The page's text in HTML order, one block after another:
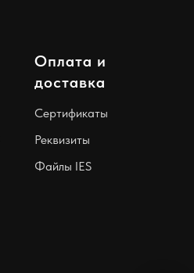
Оплата и
доставка
Сертификаты
Реквизиты
Файлы IES